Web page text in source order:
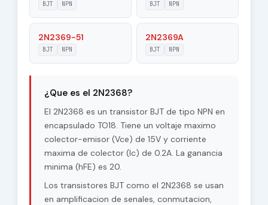
|Veb|
Collector-Base
Voltage |Vcb|
40 V
Voltage |Vce|
Max. Operating
Junction
Temperature (Tj)
Maximum Collector
(Pc)
BJT NPN BJT NPN
2N2369-51
BJT NPN
2N2369A
BJT NPN
¿Que es el 2N2368?
El 2N2368 es un transistor BJT de tipo NPN en
encapsulado TO18. Tiene un voltaje maximo
colector-emisor (Vce) de 15V y corriente
maxima de colector (Ic) de 0.2A. La ganancia
minima (hFE) es 20.
Los transistores BJT como el 2N2368 se usan
en amplificacion de senales, conmutacion,